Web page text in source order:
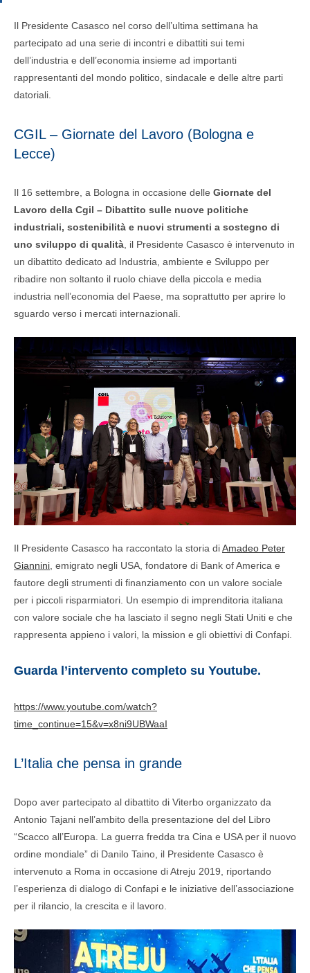
Il Presidente Casasco nel corso dell’ultima settimana ha
partecipato ad una serie di incontri e dibattiti sui temi
dell’industria e dell’economia insieme ad importanti
rappresentanti del mondo politico, sindacale e delle altre parti
datoriali.
CGIL – Giornate del Lavoro (Bologna e
Lecce)
Il 16 settembre, a Bologna in occasione delle Giornate del
Lavoro della Cgil – Dibattito sulle nuove politiche
industriali, sostenibilità e nuovi strumenti a sostegno di
uno sviluppo di qualità , il Presidente Casasco è intervenuto in
un dibattito dedicato ad Industria, ambiente e Sviluppo per
ribadire non soltanto il ruolo chiave della piccola e media
industria nell’economia del Paese, ma soprattutto per aprire lo
sguardo verso i mercati internazionali.
Il Presidente Casasco ha raccontato la storia diAmadeo Peter
Giannini , emigrato negli USA, fondatore di Bank of America e
fautore degli strumenti di finanziamento con un valore sociale
per i piccoli risparmiatori. Un esempio di imprenditoria italiana
con valore sociale che ha lasciato il segno negli Stati Uniti e che
rappresenta appieno i valori, la mission e gli obiettivi di Confapi.
Guarda l’intervento completo su Youtube.
https://www.youtube.com/watch?
time_continue=15&v=x8ni9UBWaaI
L’Italia che pensa in grande
Dopo aver partecipato al dibattito di Viterbo organizzato da
Antonio Tajani nell’ambito della presentazione del del Libro
“Scacco all’Europa. La guerra fredda tra Cina e USA per il nuovo
ordine mondiale” di Danilo Taino, il Presidente Casasco è
intervenuto a Roma in occasione di Atreju 2019, riportando
l’esperienza di dialogo di Confapi e le iniziative dell’associazione
per il rilancio, la crescita e il lavoro.